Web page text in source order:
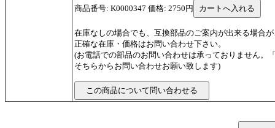
商品番号: K0000347 価格: 2750円
在庫なしの場合でも、互換部品のご案内が出来る場合
正確な在庫・価格はお問い合わせ下さい。
(お電話での部品のお問い合わせは承っておりません。
そちらからお問い合わせお願い致します)